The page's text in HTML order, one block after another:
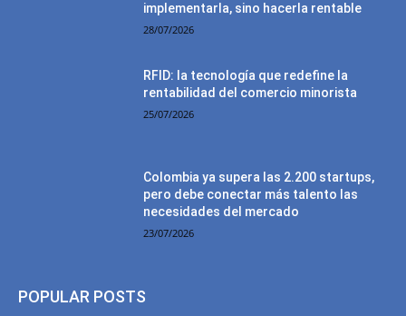
implementarla, sino hacerla rentable
28/07/2026
RFID: la tecnología que redefine la
rentabilidad del comercio minorista
25/07/2026
Colombia ya supera las 2.200 startups,
pero debe conectar más talento las
necesidades del mercado
23/07/2026
POPULAR POSTS